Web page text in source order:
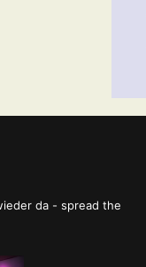
da - spread the